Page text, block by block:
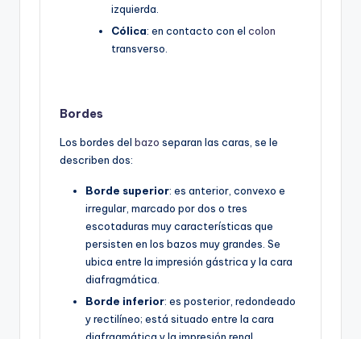
izquierda.
Cólica: en contacto con el colon
transverso.
Bordes
Los bordes del bazo separan las caras, se le
describen dos:
Borde superior: es anterior, convexo e
irregular, marcado por dos o tres
escotaduras muy características que
persisten en los bazos muy grandes. Se
ubica entre la impresión gástrica y la cara
diafragmática.
Borde inferior: es posterior, redondeado
y rectilíneo; está situado entre la cara
diafragmática y la impresión renal.